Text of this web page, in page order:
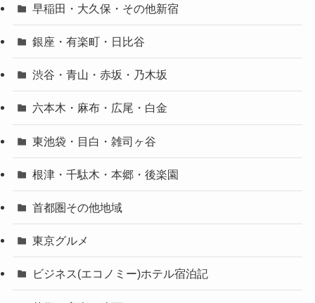
早稲田・大久保・その他新宿
銀座・有楽町・日比谷
渋谷・青山・赤坂・乃木坂
六本木・麻布・広尾・白金
東池袋・目白・雑司ヶ谷
根津・千駄木・本郷・後楽園
首都圏その他地域
東京グルメ
ビジネス(エコノミー)ホテル宿泊記